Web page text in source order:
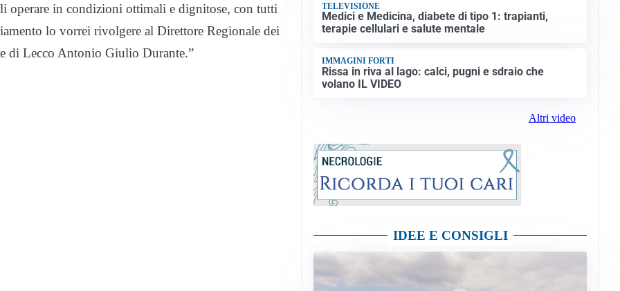
in condizioni ottimali e dignitose, con tutti
lo vorrei rivolgere al Direttore Regionale dei
di Lecco Antonio Giulio Durante.”
TELEVISIONE
Medici e Medicina, diabete di tipo 1: trapianti,
terapie cellulari e salute mentale
IMMAGINI FORTI
Rissa in riva al lago: calci, pugni e sdraio che
volano IL VIDEO
Altri video
IDEE E CONSIGLI